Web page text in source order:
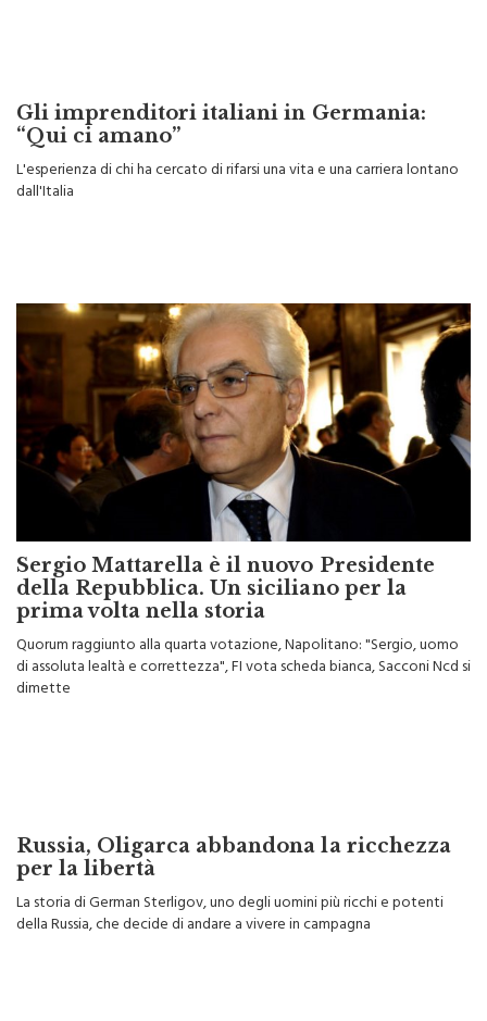
Gli imprenditori italiani in Germania:
“Qui ci amano”
L'esperienza di chi ha cercato di rifarsi una vita e una carriera lontano
dall'Italia
Sergio Mattarella è il nuovo Presidente
della Repubblica. Un siciliano per la
prima volta nella storia
Quorum raggiunto alla quarta votazione, Napolitano: "Sergio, uomo
di assoluta lealtà e correttezza", FI vota scheda bianca, Sacconi Ncd si
dimette
Russia, Oligarca abbandona la ricchezza
per la libertà
La storia di German Sterligov, uno degli uomini più ricchi e potenti
della Russia, che decide di andare a vivere in campagna